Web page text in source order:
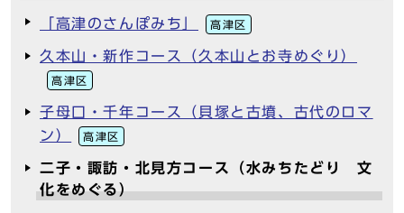
「高津のさんぽみち」 高津区
久本山・新作コース（久本山とお寺めぐり）
高津区
子母口・千年コース（貝塚と古墳、古代のロマ
ン）
高津区
二子・諏訪・北見方コース（水みちたどり 文
化をめぐる）